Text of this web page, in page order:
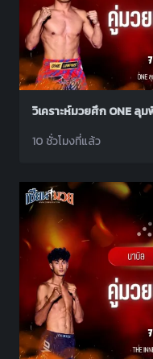
10 ชั่วโมงที่แล้ว